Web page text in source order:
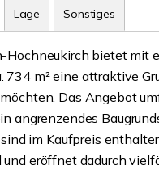
Lage Sonstiges
Hochneukirch bietet mit
m² eine attraktive
Das Angebot
angrenzendes
im Kaufpreis
eröffnet dadurch